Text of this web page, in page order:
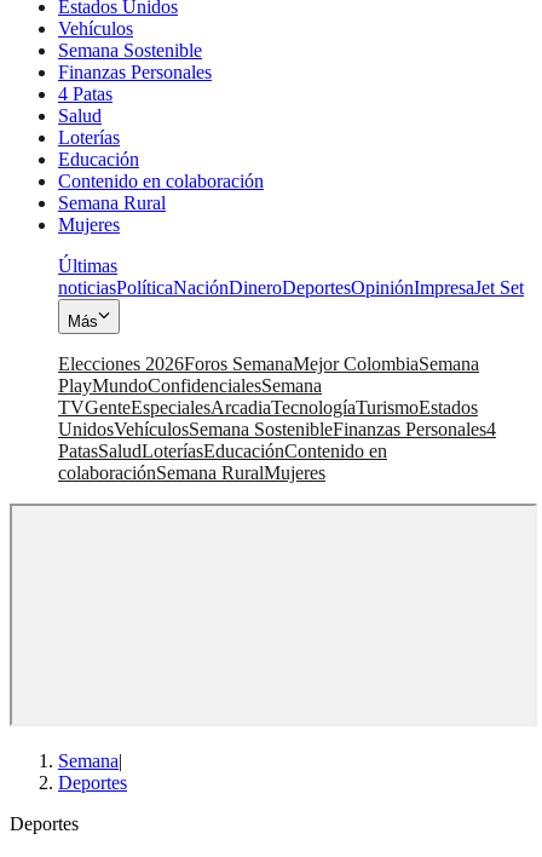
Estados Unidos
Vehículos
Semana Sostenible
Finanzas Personales
4 Patas
Salud
Loterías
Educación
Contenido en colaboración
Semana Rural
Mujeres
Últimas
noticiasPolíticaNaciónDineroDeportesOpiniónImpresaJet Set
Más
Elecciones 2026Foros SemanaMejor ColombiaSemana
PlayMundoConfidencialesSemana
TVGenteEspecialesArcadiaTecnologíaTurismoEstados
UnidosVehículosSemana SostenibleFinanzas Personales4
PatasSaludLoteríasEducaciónContenido en
colaboraciónSemana RuralMujeres
Semana|
Deportes
Deportes